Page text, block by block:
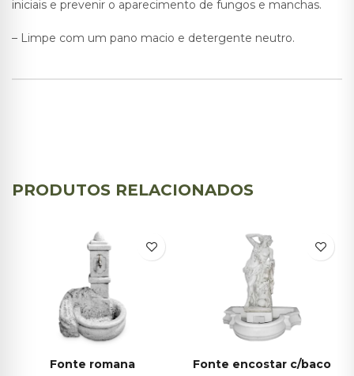
iniciais e prevenir o aparecimento de fungos e manchas.
– Limpe com um pano macio e detergente neutro.
PRODUTOS RELACIONADOS
Fonte romana
Fonte encostar c/baco